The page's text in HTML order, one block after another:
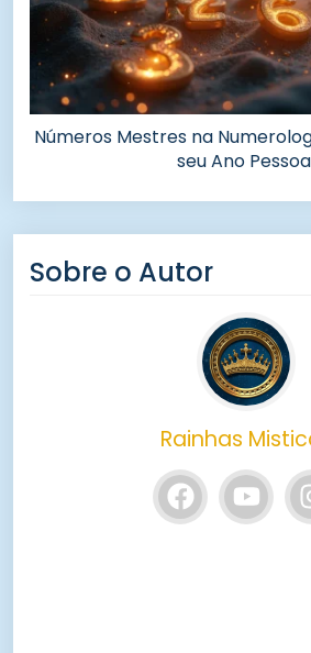
Números Mestres na
seu Ano
Sobre o Autor
Rainhas